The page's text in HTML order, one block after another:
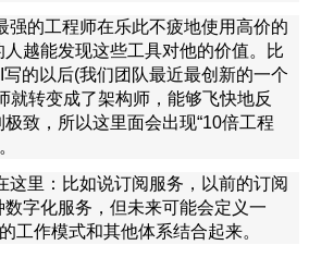
强的工程师在乐此不疲地使用高价的
越能发现这些工具对他的价值。比
的以后(我们团队最近最创新的一个
就转变成了架构师，能够飞快地反
致，所以这里面会出现“10倍工程
这里：比如说订阅服务，以前的订阅
字化服务，但未来可能会定义一
工作模式和其他体系结合起来。